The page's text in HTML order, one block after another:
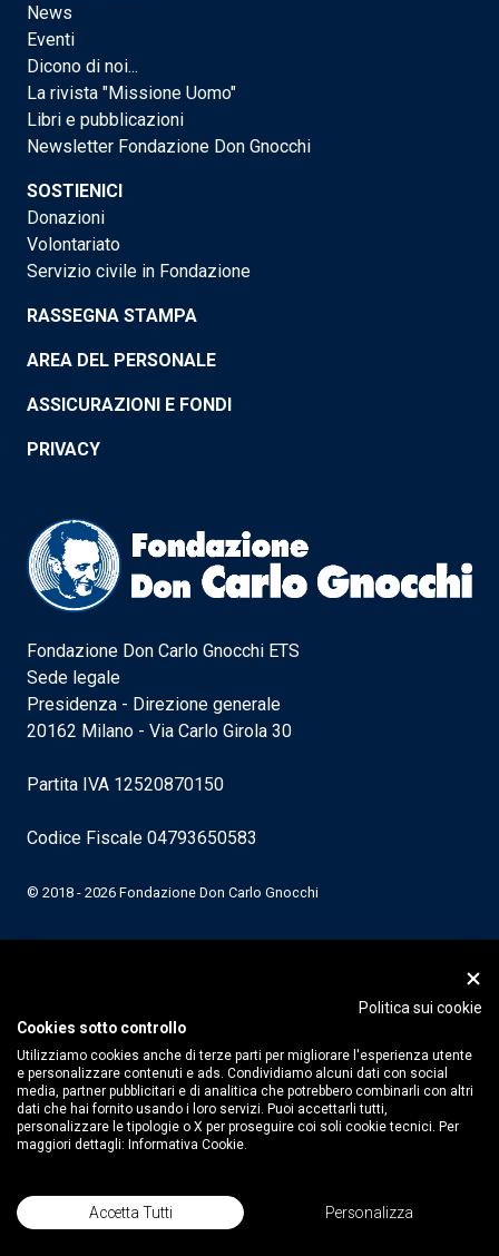
News
Eventi
Dicono di noi...
La rivista "Missione Uomo"
Libri e pubblicazioni
Newsletter Fondazione Don Gnocchi
SOSTIENICI
Donazioni
Volontariato
Servizio civile in Fondazione
RASSEGNA STAMPA
AREA DEL PERSONALE
ASSICURAZIONI E FONDI
PRIVACY
Fondazione Don Carlo Gnocchi ETS
Sede legale
Presidenza - Direzione generale
20162 Milano - Via Carlo Girola 30
Partita IVA 12520870150
Codice Fiscale 04793650583
© 2018 - 2026 Fondazione Don Carlo Gnocchi
Politica sui cookie
Cookies sotto controllo
Utilizziamo cookies anche di terze parti per migliorare l'esperienza utente
e personalizzare contenuti e ads. Condividiamo alcuni dati con social
media, partner pubblicitari e di analitica che potrebbero combinarli con altri
dati che hai fornito usando i loro servizi. Puoi accettarli tutti,
personalizzare le tipologie o X per proseguire coi soli cookie tecnici. Per
maggiori dettagli: Informativa Cookie.
Accetta Tutti Personalizza